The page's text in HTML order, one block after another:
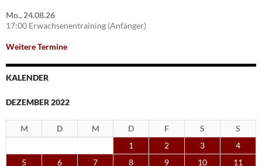
Mo., 24.08.26
17:00 Erwachsenentraining (Anfänger)
Weitere Termine
KALENDER
DEZEMBER 2022
M D M D F S
S
1
2 3
4
5
6 7 8 9 10
11